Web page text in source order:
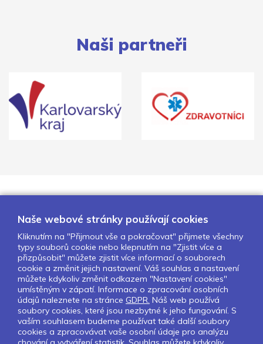
Naši partneři
O nás Naše projekty
Pro školy
Partneři
Kontakty
GDPR
Nastavení cookies
Sledujte nás:
Naše webové stránky používají cookies
Kliknutím na "Přijmout vše a pokračovat" přijmete všechny
typy souborů cookie nebo klepnutím na "Zjistit více a
přizpůsobit" můžete zjistit více informací o souborech
cookie a změnit jejich nastavení. Váš souhlas a nastavení
můžete kdykoliv změnit odkazem "Nastavení cookies"
umístěným v zápatí. Informace o zpracování osobních
údajů naleznete na stránce GDPR. Náš web používá
soubory cookies, které jsou nezbytné k jeho fungování. S
vaším souhlasem budeme používat také další soubory
cookies a zpracovávat vaše osobní údaje pro analýzu